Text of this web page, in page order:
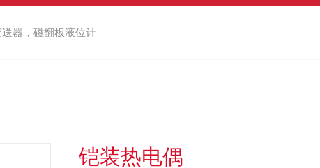
器，磁翻板液位计
铠装热电偶